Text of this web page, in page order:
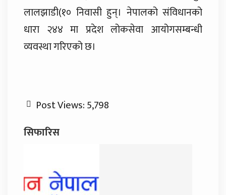
लालझाडी(१० निवासी हुन्। नेपालको संविधानको
धारा २४४ मा प्रदेश लोकसेवा आयोगसम्बन्धी
व्यवस्था गरिएको छ।
Post Views:5,798
सिफारिस